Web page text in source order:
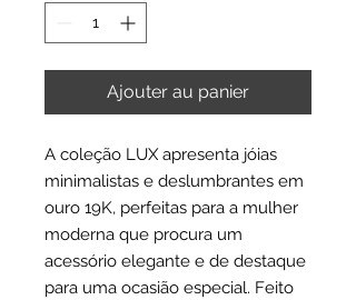
Ajouter au panier
A coleção LUX apresenta jóias
minimalistas e deslumbrantes em
ouro 19K, perfeitas para a mulher
moderna que procura um
acessório elegante e de destaque
para uma ocasião especial. Feito